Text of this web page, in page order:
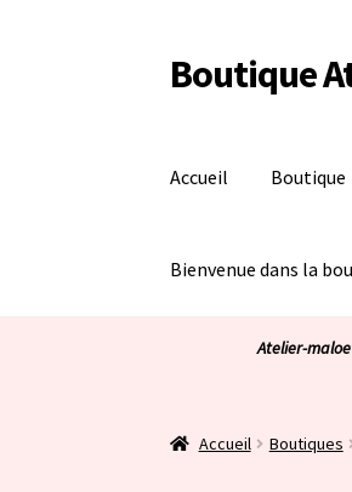
Aller
à
Aller
au
Boutique
Accueil Boutique
Bienvenue dans la
Atelier-
Accueil Boutiques